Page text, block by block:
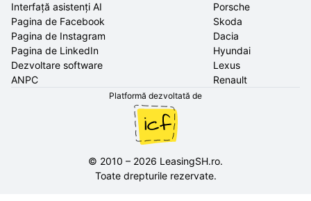
Interfață asistenți AI
Pagina de Facebook
Pagina de Instagram
Pagina de LinkedIn
Dezvoltare software
ANPC
Porsche
Skoda
Dacia
Hyundai
Lexus
Renault
Platformă dezvoltată de
© 2010 – 2026 LeasingSH.ro.
Toate drepturile rezervate.